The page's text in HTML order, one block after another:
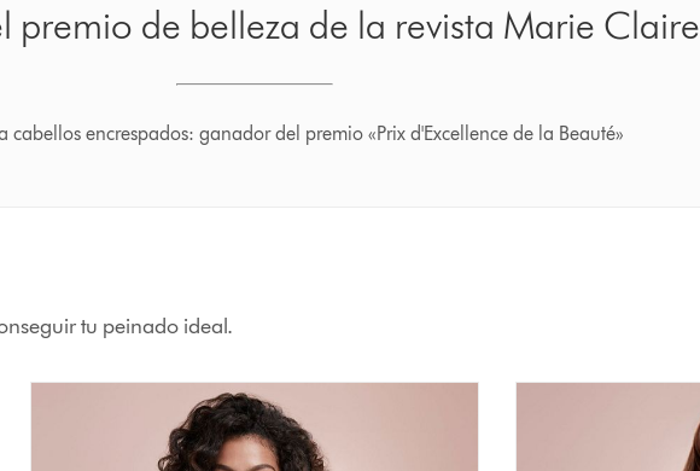
premio de belleza de la revista Marie Claire
cabellos encrespados: ganador del premio «Prix d'Excellence de la Beauté»
tu peinado ideal.